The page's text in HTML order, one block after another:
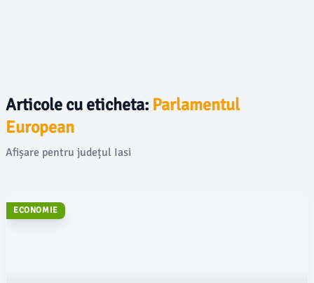
Articole cu eticheta: Parlamentul
European
Afișare pentru județul Iasi
ECONOMIE